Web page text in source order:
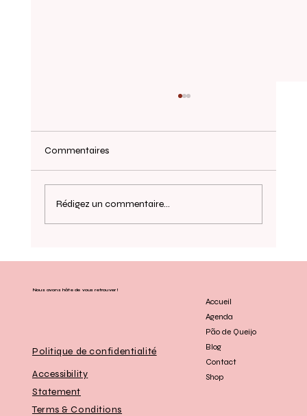
Commentaires
Rédigez un commentaire...
Nous avons hâte de vous retrouver !
Accueil
Agenda
Pão de Queijo
Blog
Contact
Shop
Politique de confidentialité
Accessibility
Statement
Terms & Conditions